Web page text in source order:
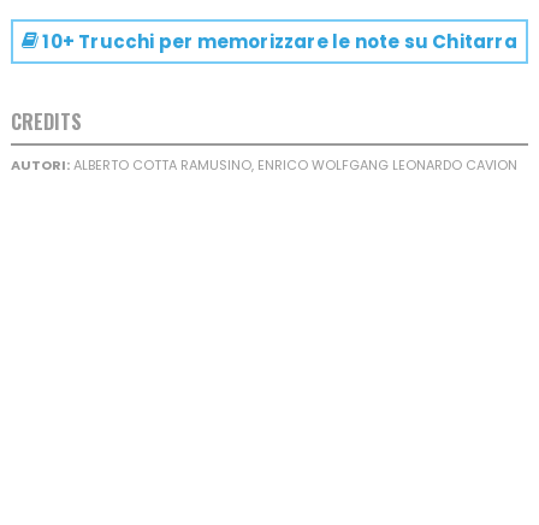
10+ Trucchi per memorizzare le note su Chitarra
CREDITS
AUTORI:ALBERTO COTTA RAMUSINO, ENRICO WOLFGANG LEONARDO CAVION